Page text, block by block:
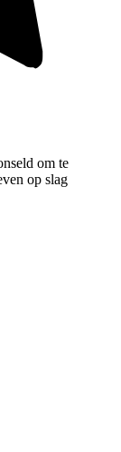
om te
op slag